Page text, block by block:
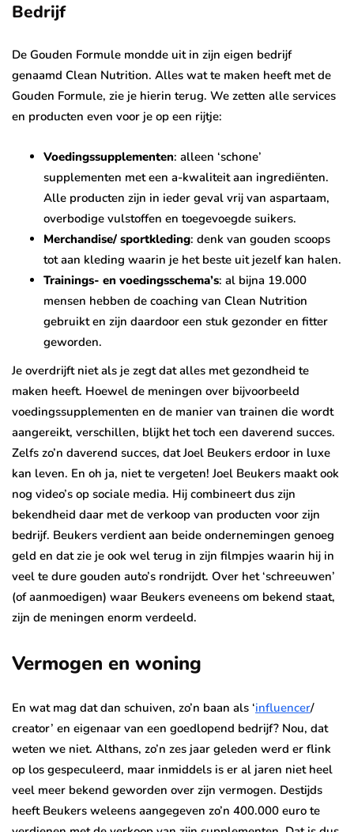
Bedrijf
De Gouden Formule mondde uit in zijn eigen bedrijf
genaamd Clean Nutrition. Alles wat te maken heeft met de
Gouden Formule, zie je hierin terug. We zetten alle services
en producten even voor je op een rijtje:
Voedingssupplementen: alleen ‘schone’
supplementen met een a-kwaliteit aan ingrediënten.
Alle producten zijn in ieder geval vrij van aspartaam,
overbodige vulstoffen en toegevoegde suikers.
Merchandise/ sportkleding: denk van gouden scoops
tot aan kleding waarin je het beste uit jezelf kan halen.
Trainings- en voedingsschema’s: al bijna 19.000
mensen hebben de coaching van Clean Nutrition
gebruikt en zijn daardoor een stuk gezonder en fitter
geworden.
Je overdrijft niet als je zegt dat alles met gezondheid te
maken heeft. Hoewel de meningen over bijvoorbeeld
voedingssupplementen en de manier van trainen die wordt
aangereikt, verschillen, blijkt het toch een daverend succes.
Zelfs zo’n daverend succes, dat Joel Beukers erdoor in luxe
kan leven. En oh ja, niet te vergeten! Joel Beukers maakt ook
nog video’s op sociale media. Hij combineert dus zijn
bekendheid daar met de verkoop van producten voor zijn
bedrijf. Beukers verdient aan beide ondernemingen genoeg
geld en dat zie je ook wel terug in zijn filmpjes waarin hij in
veel te dure gouden auto’s rondrijdt. Over het ‘schreeuwen’
(of aanmoedigen) waar Beukers eveneens om bekend staat,
zijn de meningen enorm verdeeld.
Vermogen en woning
En wat mag dat dan schuiven, zo’n baan als ‘influencer/
creator’ en eigenaar van een goedlopend bedrijf? Nou, dat
weten we niet. Althans, zo’n zes jaar geleden werd er flink
op los gespeculeerd, maar inmiddels is er al jaren niet heel
veel meer bekend geworden over zijn vermogen. Destijds
heeft Beukers weleens aangegeven zo’n 400.000 euro te